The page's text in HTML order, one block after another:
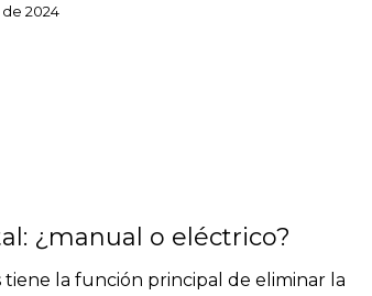
2024
¿manual o eléctrico?
la función principal de eliminar la